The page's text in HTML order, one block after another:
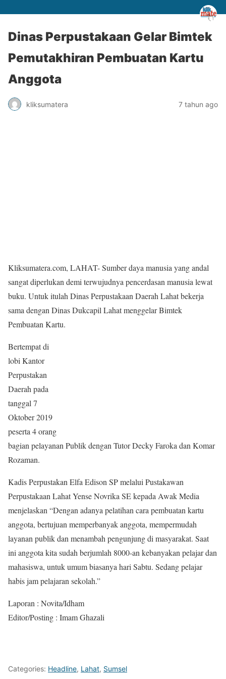
Dinas Perpustakaan Gelar Bimtek
Pemutakhiran Pembuatan Kartu
Anggota
kliksumatera 7 tahun ago
Kliksumatera.com, LAHAT- Sumber daya manusia yang andal
sangat diperlukan demi terwujudnya pencerdasan manusia lewat
buku. Untuk itulah Dinas Perpustakaan Daerah Lahat bekerja
sama dengan Dinas Dukcapil Lahat menggelar Bimtek
Pembuatan Kartu.
Bertempat di
lobi Kantor
Perpustakan
Daerah pada
tanggal 7
Oktober 2019
peserta 4 orang
bagian pelayanan Publik dengan Tutor Decky Faroka dan Komar
Rozaman.
Kadis Perpustakan Elfa Edison SP melalui Pustakawan
Perpustakaan Lahat Yense Novrika SE kepada Awak Media
menjelaskan “Dengan adanya pelatihan cara pembuatan kartu
anggota, bertujuan memperbanyak anggota, mempermudah
layanan publik dan menambah pengunjung di masyarakat. Saat
ini anggota kita sudah berjumlah 8000-an kebanyakan pelajar dan
mahasiswa, untuk umum biasanya hari Sabtu. Sedang pelajar
habis jam pelajaran sekolah.”
Laporan : Novita/Idham
Editor/Posting : Imam Ghazali
Categories: Headline, Lahat, Sumsel